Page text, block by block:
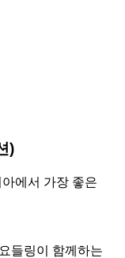
)
에서 가장 좋은
들링이 함께하는